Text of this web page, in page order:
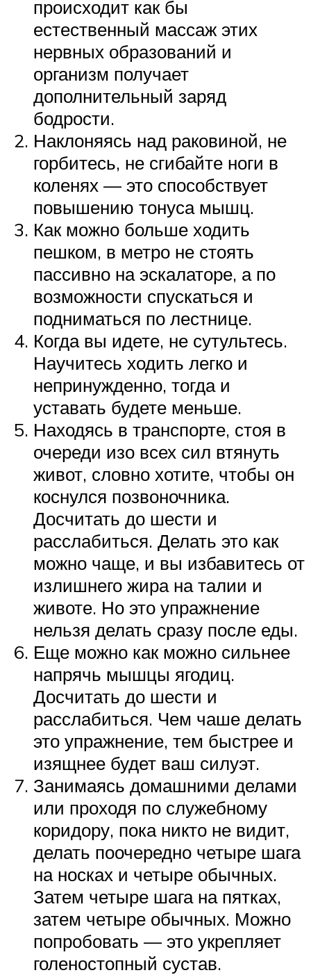
происходит как бы
естественный массаж этих
нервных образований и
организм получает
дополнительный заряд
бодрости.
Наклоняясь над раковиной, не
горбитесь, не сгибайте ноги в
коленях — это способствует
повышению тонуса мышц.
Как можно больше ходить
пешком, в метро не стоять
пассивно на эскалаторе, а по
возможности спускаться и
подниматься по лестнице.
Когда вы идете, не сутультесь.
Научитесь ходить легко и
непринужденно, тогда и
уставать будете меньше.
Находясь в транспорте, стоя в
очереди изо всех сил втянуть
живот, словно хотите, чтобы он
коснулся позвоночника.
Досчитать до шести и
расслабиться. Делать это как
можно чаще, и вы избавитесь от
излишнего жира на талии и
животе. Но это упражнение
нельзя делать сразу после еды.
Еще можно как можно сильнее
напрячь мышцы ягодиц.
Досчитать до шести и
расслабиться. Чем чаше делать
это упражнение, тем быстрее и
изящнее будет ваш силуэт.
Занимаясь домашними делами
или проходя по служебному
коридору, пока никто не видит,
делать поочередно четыре шага
на носках и четыре обычных.
Затем четыре шага на пятках,
затем четыре обычных. Можно
попробовать — это укрепляет
голеностопный сустав.